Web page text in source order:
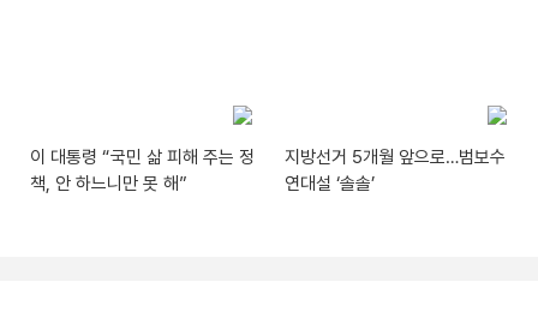
이 대통령 “국민 삶 피해 주는 정
책, 안 하느니만 못 해”
지방선거 5개월 앞으로…범보수
연대설 ‘솔솔’